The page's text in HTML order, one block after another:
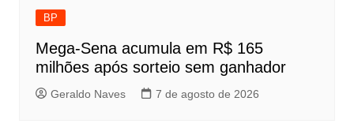
BP
Mega-Sena acumula em R$ 165
milhões após sorteio sem ganhador
Geraldo Naves 7 de agosto de 2026